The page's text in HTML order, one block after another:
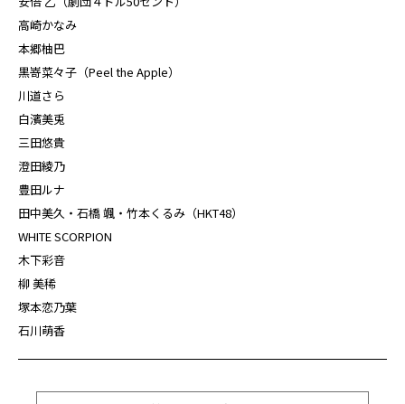
高崎かなみ
本郷柚巴
黒嵜菜々子（Peel the Apple）
川道さら
白濱美兎
三田悠貴
澄田綾乃
豊田ルナ
田中美久・石橋 颯・竹本くるみ（HKT48）
WHITE SCORPION
木下彩音
柳 美稀
塚本恋乃葉
石川萌香